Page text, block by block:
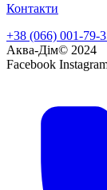
Контакти
+38 (066) 001-79-
Аква-Дім© 2024
Facebook